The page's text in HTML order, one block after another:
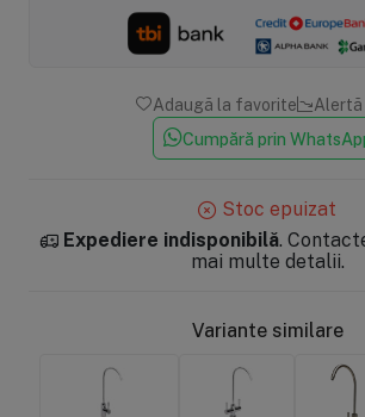
Adaugă la favorite
Cumpără prin
Stoc epuizat
Expediere indisponibilă.
mai multe detalii.
Variante similare